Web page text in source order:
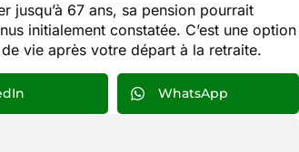
jusqu’à 67 ans, sa pension pourrait
initialement constatée. C’est une option
vie après votre départ à la retraite.
WhatsApp